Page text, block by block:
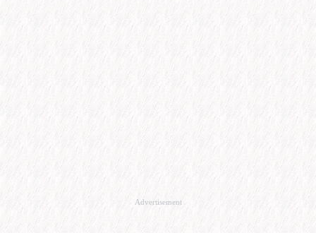
Advertisement